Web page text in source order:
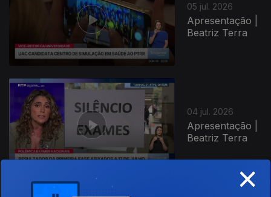
05 jul. 2026
Apresentação |
Beatriz Terra
04 jul. 2026
Apresentação |
Beatriz Terra
940547
×